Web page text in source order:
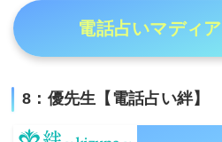
電話占いマディア
8：優先生【電話占い絆】